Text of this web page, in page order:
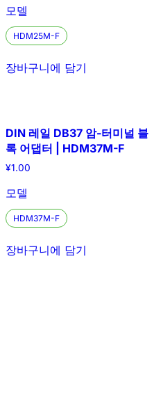
모델
HDM25M-F
장바구니에 담기
DIN 레일 DB37 암-터미널 블
록 어댑터 | HDM37M-F
¥1.00
모델
HDM37M-F
장바구니에 담기